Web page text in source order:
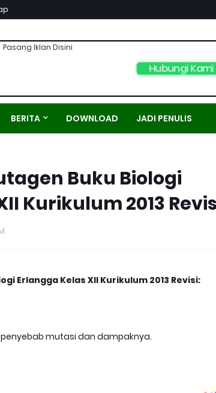
Hubungi
Pasang Iklan Disini
BERITA DOWNLOAD JADI PENULIS
Buku Biologi
Kurikulum 2013
Erlangga Kelas XII Kurikulum 2013 Revisi:
mutasi dan dampaknya.